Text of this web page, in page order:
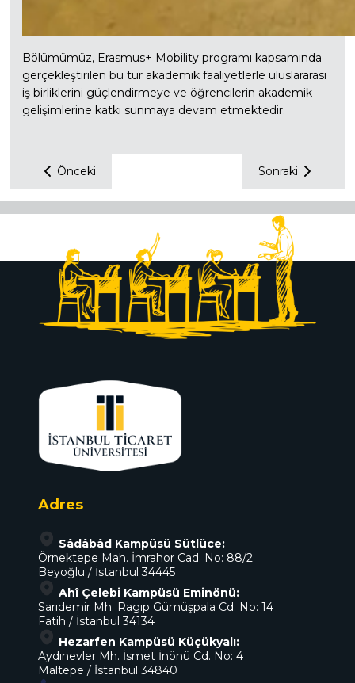
Bölümümüz, Erasmus+ Mobility programı kapsamında
gerçekleştirilen bu tür akademik faaliyetlerle uluslararası
iş birliklerini güçlendirmeye ve öğrencilerin akademik
gelişimlerine katkı sunmaya devam etmektedir.
Önceki Sonraki
Adres
Sâdâbâd Kampüsü Sütlüce:
Örnektepe Mah. İmrahor Cad. No: 88/2
Beyoğlu / İstanbul 34445
Ahî Çelebi Kampüsü Eminönü:
Sarıdemir Mh. Ragıp Gümüşpala Cd. No: 14
Fatih / İstanbul 34134
Hezarfen Kampüsü Küçükyalı:
Aydınevler Mh. İsmet İnönü Cd. No: 4
Maltepe / İstanbul 34840